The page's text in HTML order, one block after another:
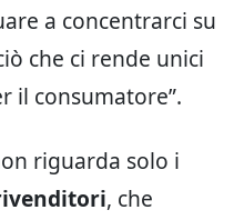
a concentrarci su
che ci rende unici
il consumatore”.
riguarda solo i
, che